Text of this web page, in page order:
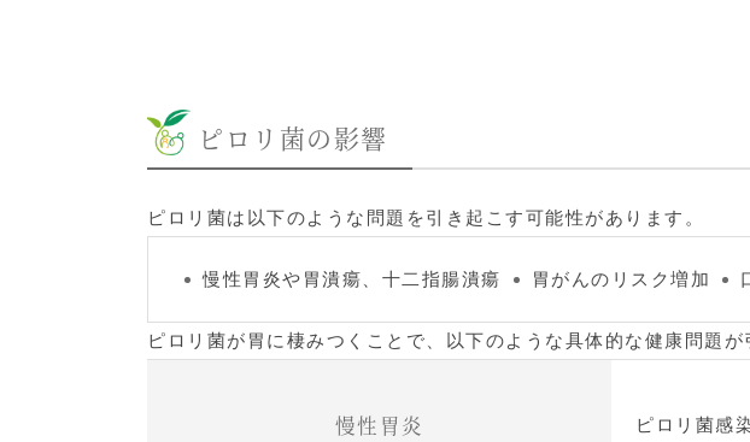
ピロリ菌の影響
ピロリ菌は以下のような問題を引き起こす可能性があります。
慢性胃炎や胃潰瘍、十二指腸潰瘍 胃がんのリスク増加
ピロリ菌が胃に棲みつくことで、以下のような具体的な健康問題が
慢性胃炎 ピロリ菌感